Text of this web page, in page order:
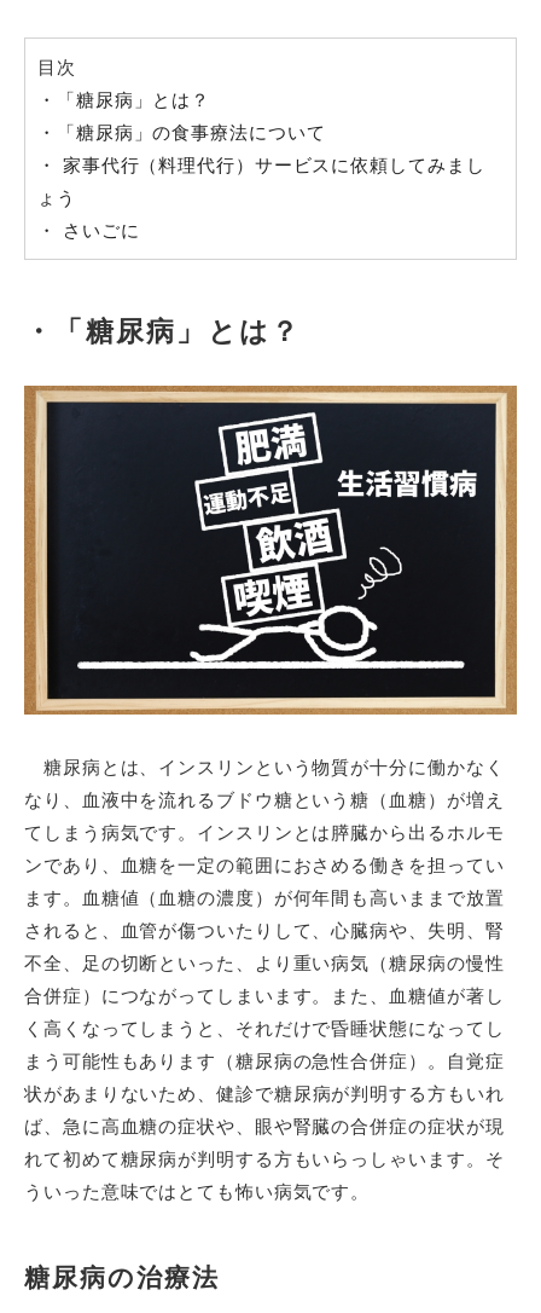
目次
・「糖尿病」とは？
・「糖尿病」の食事療法について
・ 家事代行（料理代行）サービスに依頼してみまし
ょう
・ さいごに
・「糖尿病」とは？
糖尿病とは、インスリンという物質が十分に働かなく
なり、血液中を流れるブドウ糖という糖（血糖）が増え
てしまう病気です。インスリンとは膵臓から出るホルモ
ンであり、血糖を一定の範囲におさめる働きを担ってい
ます。血糖値（血糖の濃度）が何年間も高いままで放置
されると、血管が傷ついたりして、心臓病や、失明、腎
不全、足の切断といった、より重い病気（糖尿病の慢性
合併症）につながってしまいます。また、血糖値が著し
く高くなってしまうと、それだけで昏睡状態になってし
まう可能性もあります（糖尿病の急性合併症）。自覚症
状があまりないため、 健診で糖尿病が判明する方もいれ
ば、急に高血糖の症状や、眼や腎臓の合併症の症状が現
れて初めて糖尿病が判明する方もいらっしゃいます。そ
ういった意味ではとても怖い病気です。
糖尿病の治療法